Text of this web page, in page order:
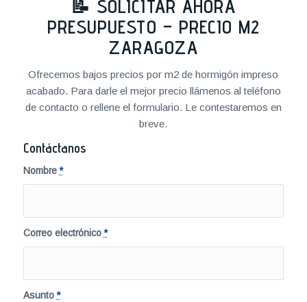
📝 SOLICITAR AHORA
PRESUPUESTO – PRECIO M2
ZARAGOZA
Ofrecemos bajos precios por m2 de hormigón impreso
acabado. Para darle el mejor precio llámenos al teléfono
de contacto o rellene el formulario. Le contestaremos en
breve.
Contáctanos
Nombre*
Correo electrónico*
Asunto*